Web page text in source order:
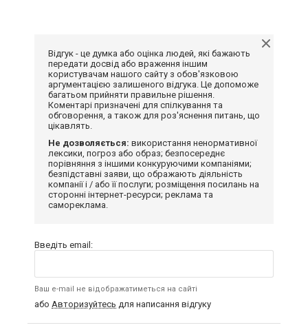
Відгук - це думка або оцінка людей, які бажають
передати досвід або враження іншим
користувачам нашого сайту з обов'язковою
аргументацією залишеного відгука. Це допоможе
багатьом прийняти правильне рішення.
Коментарі призначені для спілкування та
обговорення, а також для роз'яснення питань, що
цікавлять.
Не дозволяється: використання ненормативної
лексики, погроз або образ; безпосереднє
порівняння з іншими конкуруючими компаніями;
безпідставні заяви, що ображають діяльність
компанії і / або її послуги; розміщення посилань на
сторонні інтернет-ресурси; реклама та
самореклама.
Введіть email:
Ваш e-mail не відображатиметься на сайті
або Авторизуйтесь для написання відгуку